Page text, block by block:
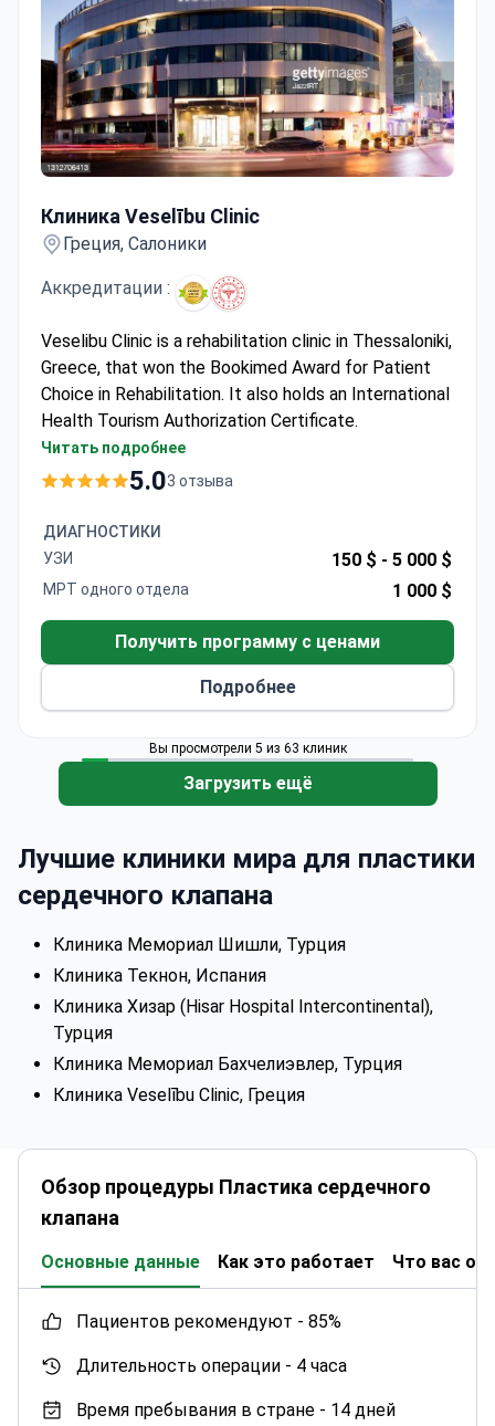
Клиника Veselību Clinic
Греция, Салоники
Аккредитации :
Veselibu Clinic is a rehabilitation clinic in Thessaloniki,
Greece, that won the Bookimed Award for Patient
Choice in Rehabilitation. It also holds an International
Health Tourism Authorization Certificate.
Treats around 2,000 patients each year.
5 doctors form a small, focused team.
rehabilitation.
Читать подробнее
5.03 отзыва
ДИАГНОСТИКИ
УЗИ
150 $ - 5 000 $
МРТ одного отдела 1 000 $
Получить программу с ценами
Подробнее
Вы просмотрели 5 из 63 клиник
Загрузить ещё
Лучшие клиники мира для пластики
сердечного клапана
Клиника Мемориал Шишли, Турция
Клиника Текнон, Испания
Клиника Хизар (Hisar Hospital Intercontinental),
Турция
Клиника Мемориал Бахчелиэвлер, Турция
Клиника Veselību Clinic, Греция
Обзор процедуры Пластика сердечного
клапана
Основные данные Как это работает Что вас
пациентов рекомендуют - 85%
Длительность операции - 4 часа
Время пребывания в стране - 14 дней